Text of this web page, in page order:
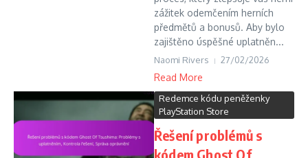
zážitek odemčením herních
předmětů a bonusů. Aby bylo
zajištěno úspěšné uplatněn...
Naomi Rivers 27/02/2026
Read More
Redemce kódu peněženky
PlayStation Store
Řešení problémů s
kódem Ghost Of